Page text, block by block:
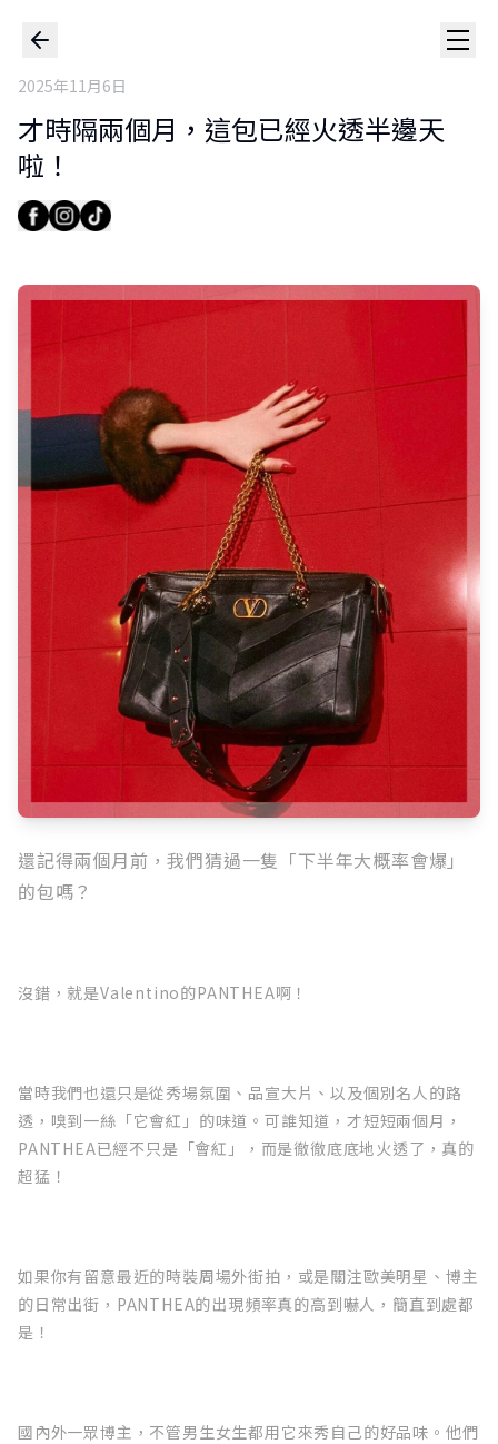
2025年11月6日
才時隔兩個月，這包已經火透半邊天
啦！
還記得兩個月前，我們猜過一隻「下半年大概率會爆」
的包嗎？
沒錯，就是Valentino的PANTHEA啊！
當時我們也還只是從秀場氛圍、品宣大片、以及個別名人的路
透，嗅到一絲「它會紅」的味道。可誰知道，才短短兩個月，
PANTHEA已經不只是「會紅」，而是徹徹底底地火透了，真的
超猛！
如果你有留意最近的時裝周場外街拍，或是關注歐美明星、博主
的日常出街，PANTHEA的出現頻率真的高到嚇人，簡直到處都
是！
國內外一眾博主，不管男生女生都用它來秀自己的好品味。他們